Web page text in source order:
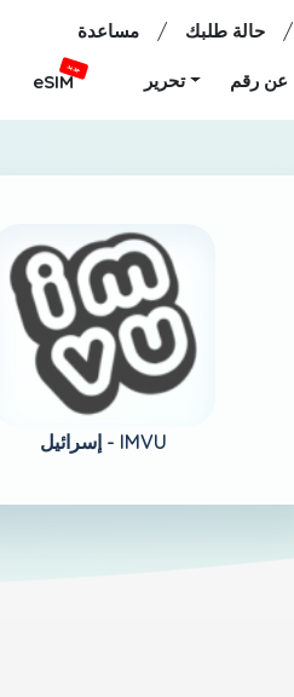
مساعدة / حالة طلبك /
eSIM
جديد
تحرير
إسرائيل - IMVU